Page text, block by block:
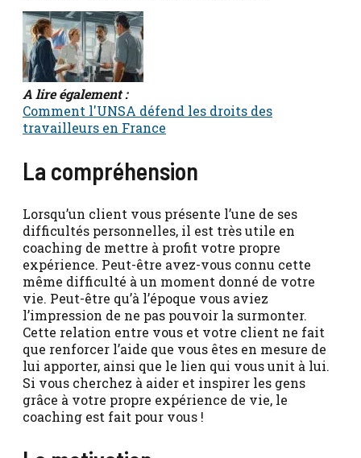
A lire également :
Comment l'UNSA défend les droits des
travailleurs en France
La compréhension
Lorsqu’un client vous présente l’une de ses
difficultés personnelles, il est très utile en
coaching de mettre à profit votre propre
expérience. Peut-être avez-vous connu cette
même difficulté à un moment donné de votre
vie. Peut-être qu’à l’époque vous aviez
l’impression de ne pas pouvoir la surmonter.
Cette relation entre vous et votre client ne fait
que renforcer l’aide que vous êtes en mesure de
lui apporter, ainsi que le lien qui vous unit à lui.
Si vous cherchez à aider et inspirer les gens
grâce à votre propre expérience de vie, le
coaching est fait pour vous !